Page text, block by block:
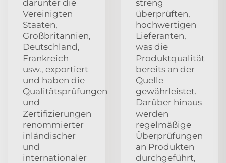
darunter die
Vereinigten
Staaten,
Großbritannien,
Deutschland,
Frankreich
usw., exportiert
und haben die
Qualitätsprüfungen
und
Zertifizierungen
renommierter
inländischer
und
internationaler
streng
überprüften,
hochwertigen
Lieferanten,
was die
Produktqualität
bereits an der
Quelle
gewährleistet.
Darüber hinaus
werden
regelmäßige
Überprüfungen
an Produkten
durchgeführt,